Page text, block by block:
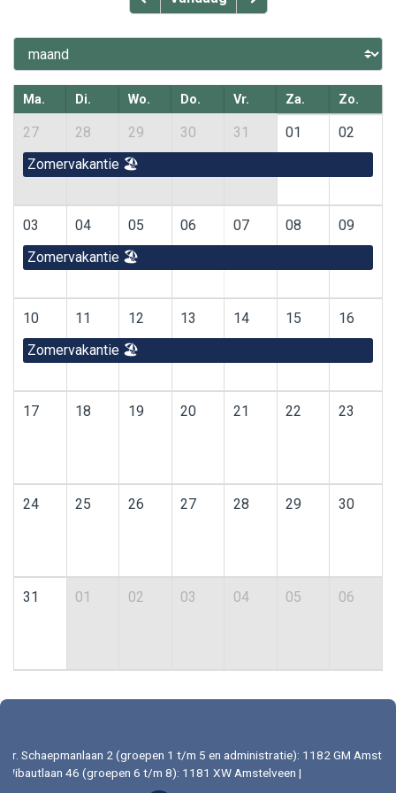
Ma. Di. Wo. Do. Vr. Za. Zo.
27 28 29 30 31 01
02
Zomervakantie 🏖️
03 04 05 06 07 08
09
Zomervakantie 🏖️
10 11 12 13 14 15
16
Zomervakantie 🏖️
17 18 19 20 21 22 23
24 25 26 27 28 29 30
31 01 02 03 04 05 06
Dr. Schaepmanlaan 2 (groepen 1 t/m 5 en administratie): 1182 GM
Wibautlaan 46 (groepen 6 t/m 8): 1181 XW Amstelveen |